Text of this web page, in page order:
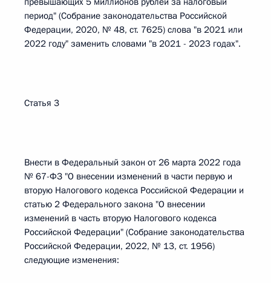
период" (Собрание законодательства Российской
Федерации, 2020, № 48, ст. 7625) слова "в 2021 или
2022 году" заменить словами "в 2021 - 2023 годах".
Статья 3
Внести в Федеральный закон от 26 марта 2022 года
№ 67-ФЗ "О внесении изменений в части первую и
вторую Налогового кодекса Российской Федерации и
статью 2 Федерального закона "О внесении
изменений в часть вторую Налогового кодекса
Российской Федерации" (Собрание законодательства
Российской Федерации, 2022, № 13, ст. 1956)
следующие изменения: